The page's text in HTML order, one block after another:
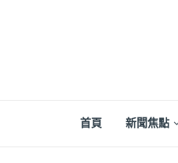
首頁 新聞焦點